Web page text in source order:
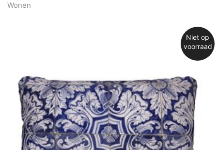
Wonen
Niet op
voorraad